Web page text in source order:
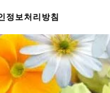
정보처리방침